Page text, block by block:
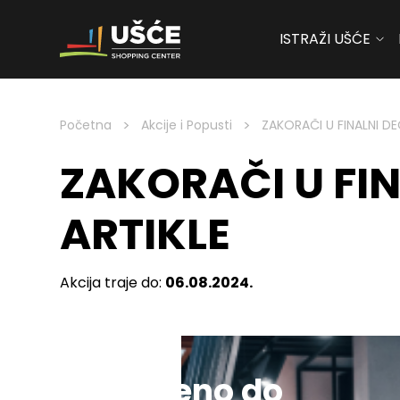
Skip to content
ISTRAŽI UŠĆE
Početna > Akcije i Popusti > ZAKORAČI U FINALNI
ZAKORAČI U
ARTIKLE
Akcija traje do: 06.08.2024.